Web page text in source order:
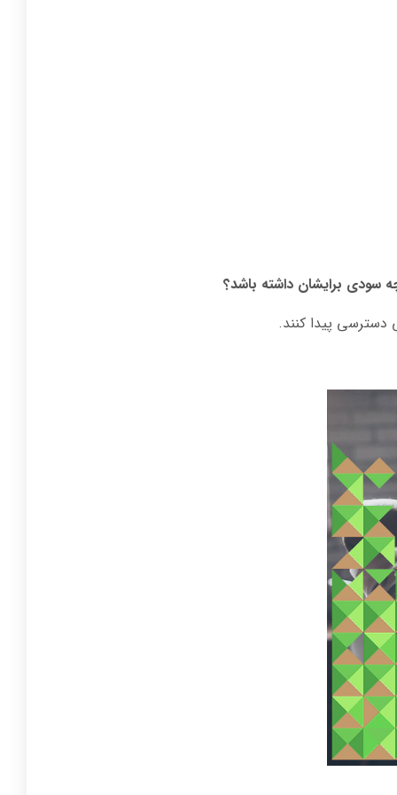
سودی برایشان داشته باشد؟
دسترسی پیدا کنند.